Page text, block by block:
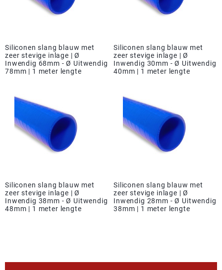
Siliconen slang blauw met
zeer stevige inlage | Ø
Inwendig 68mm - Ø Uitwendig
78mm | 1 meter lengte
Siliconen slang blauw met
zeer stevige inlage | Ø
Inwendig 30mm - Ø Uitwendig
40mm | 1 meter lengte
Siliconen slang blauw met
zeer stevige inlage | Ø
Inwendig 38mm - Ø Uitwendig
48mm | 1 meter lengte
Siliconen slang blauw met
zeer stevige inlage | Ø
Inwendig 28mm - Ø Uitwendig
38mm | 1 meter lengte